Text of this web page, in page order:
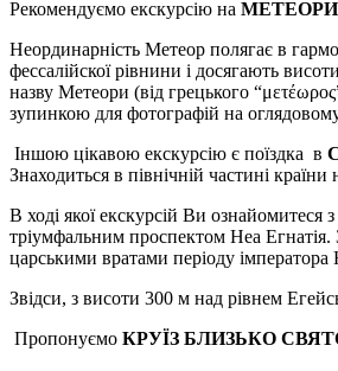
Рекомендуємо екскурсію на МЕТЕОРИ
Неординарність Метеор полягає в
фессалійскої рівнини і досягають
назву Метеори (від грецького
зупинкою для фотографій на
Іншою цікавою екскурсію є поїздка в
Знаходиться в північній частині
В ході якої екскурсій Ви
тріумфальним проспектом Неа Егнатія.
царськими вратами періоду імператора
Звідси, з висоти 300 м над рівнем
Пропонуємо КРУЇЗ БЛИЗЬКО